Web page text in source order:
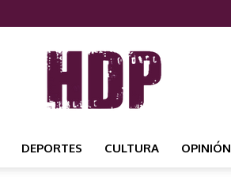
DEPORTES CULTURA OPINIÓN